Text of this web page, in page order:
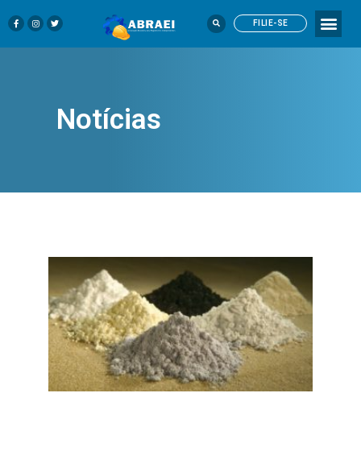
FILIE-SE
Notícias